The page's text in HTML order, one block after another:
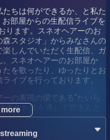
ちは何ができるか、と私た
部屋からの生配信ライブを
ります。スネオヘアーのお
スタジオ」からみなさんの
しんでいただく生配信、ガ
スネオヘアーのお部屋か
を歌ったり、ゆったりとお
イブを行っております。
の表現の場である"たいら
楽やお話を通して皆さんと
お部屋から、一人一人の耳
うに「もしもしー、聴こえ
かー？」と、お部屋で歌っ